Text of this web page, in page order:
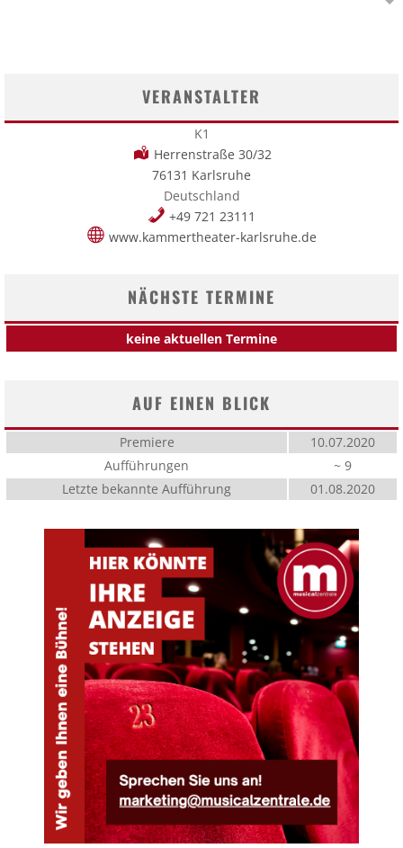
VERANSTALTER
K1
Herrenstraße 30/32
76131 Karlsruhe
Deutschland
+49 721 23111
www.kammertheater-karlsruhe.de
NÄCHSTE TERMINE
keine aktuellen Termine
AUF EINEN BLICK
Premiere
10.07.2020
Aufführungen
~ 9
Letzte bekannte Aufführung
01.08.2020